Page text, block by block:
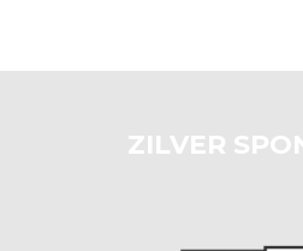
ZILVER